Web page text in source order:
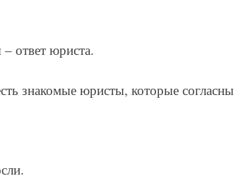
ответ юриста.
знакомые юристы, которые